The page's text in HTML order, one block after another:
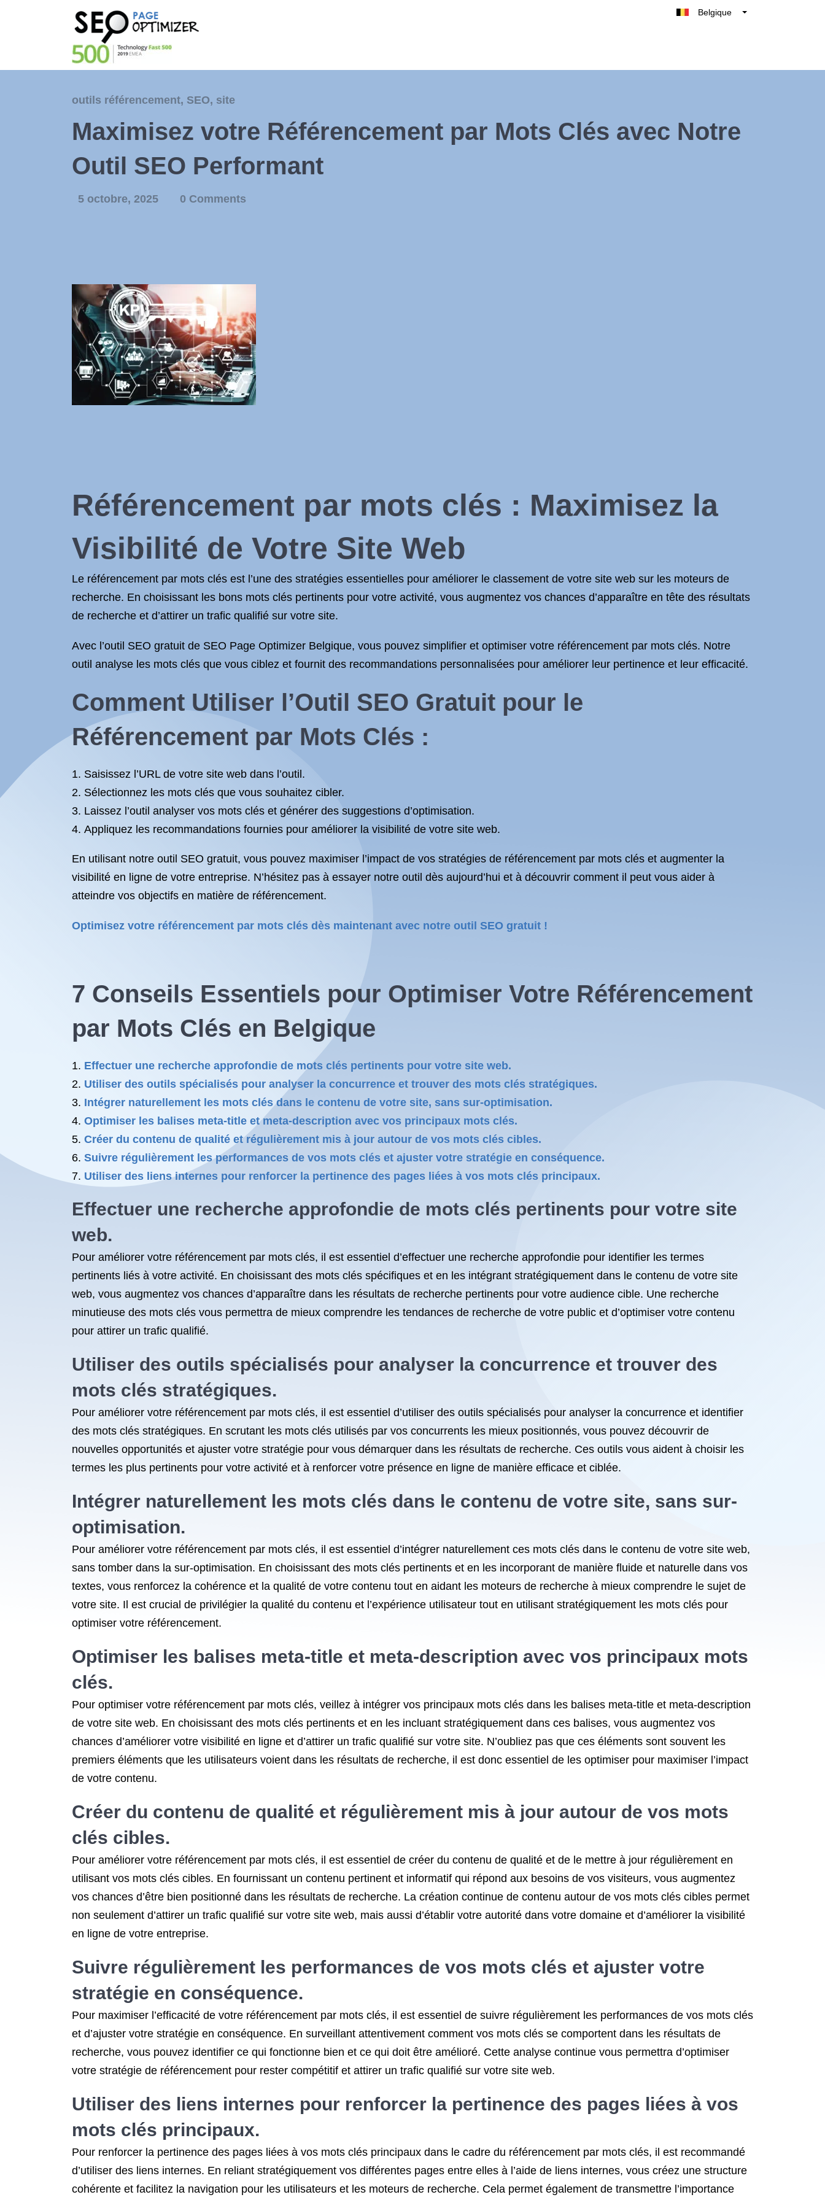
Belgique
France
España
outils référencement, SEO, site
Maximisez votre Référencement par Mots Clés avec Notre
Outil SEO Performant
5 octobre, 2025 0 Comments
Référencement par mots clés : Maximisez la
Visibilité de Votre Site Web
Le référencement par mots clés est l’une des stratégies essentielles pour améliorer le classement de votre site web sur les moteurs de
recherche. En choisissant les bons mots clés pertinents pour votre activité, vous augmentez vos chances d’apparaître en tête des résultats
de recherche et d’attirer un trafic qualifié sur votre site.
Avec l’outil SEO gratuit de SEO Page Optimizer Belgique, vous pouvez simplifier et optimiser votre référencement par mots clés. Notre
outil analyse les mots clés que vous ciblez et fournit des recommandations personnalisées pour améliorer leur pertinence et leur efficacité.
Comment Utiliser l’Outil SEO Gratuit pour le
Référencement par Mots Clés :
Saisissez l’URL de votre site web dans l’outil.
Sélectionnez les mots clés que vous souhaitez cibler.
Laissez l’outil analyser vos mots clés et générer des suggestions d’optimisation.
Appliquez les recommandations fournies pour améliorer la visibilité de votre site web.
En utilisant notre outil SEO gratuit, vous pouvez maximiser l’impact de vos stratégies de référencement par mots clés et augmenter la
visibilité en ligne de votre entreprise. N’hésitez pas à essayer notre outil dès aujourd’hui et à découvrir comment il peut vous aider à
atteindre vos objectifs en matière de référencement.
Optimisez votre référencement par mots clés dès maintenant avec notre outil SEO gratuit !
7 Conseils Essentiels pour Optimiser Votre Référencement
par Mots Clés en Belgique
Effectuer une recherche approfondie de mots clés pertinents pour votre site web.
Utiliser des outils spécialisés pour analyser la concurrence et trouver des mots clés stratégiques.
Intégrer naturellement les mots clés dans le contenu de votre site, sans sur-optimisation.
Optimiser les balises meta-title et meta-description avec vos principaux mots clés.
Créer du contenu de qualité et régulièrement mis à jour autour de vos mots clés cibles.
Suivre régulièrement les performances de vos mots clés et ajuster votre stratégie en conséquence.
Utiliser des liens internes pour renforcer la pertinence des pages liées à vos mots clés principaux.
Effectuer une recherche approfondie de mots clés pertinents pour votre site
web.
Pour améliorer votre référencement par mots clés, il est essentiel d’effectuer une recherche approfondie pour identifier les termes
pertinents liés à votre activité. En choisissant des mots clés spécifiques et en les intégrant stratégiquement dans le contenu de votre site
web, vous augmentez vos chances d’apparaître dans les résultats de recherche pertinents pour votre audience cible. Une recherche
minutieuse des mots clés vous permettra de mieux comprendre les tendances de recherche de votre public et d’optimiser votre contenu
pour attirer un trafic qualifié.
Utiliser des outils spécialisés pour analyser la concurrence et trouver des
mots clés stratégiques.
Pour améliorer votre référencement par mots clés, il est essentiel d’utiliser des outils spécialisés pour analyser la concurrence et identifier
des mots clés stratégiques. En scrutant les mots clés utilisés par vos concurrents les mieux positionnés, vous pouvez découvrir de
nouvelles opportunités et ajuster votre stratégie pour vous démarquer dans les résultats de recherche. Ces outils vous aident à choisir les
termes les plus pertinents pour votre activité et à renforcer votre présence en ligne de manière efficace et ciblée.
Intégrer naturellement les mots clés dans le contenu de votre site, sans sur-
optimisation.
Pour améliorer votre référencement par mots clés, il est essentiel d’intégrer naturellement ces mots clés dans le contenu de votre site web,
sans tomber dans la sur-optimisation. En choisissant des mots clés pertinents et en les incorporant de manière fluide et naturelle dans vos
textes, vous renforcez la cohérence et la qualité de votre contenu tout en aidant les moteurs de recherche à mieux comprendre le sujet de
votre site. Il est crucial de privilégier la qualité du contenu et l’expérience utilisateur tout en utilisant stratégiquement les mots clés pour
optimiser votre référencement.
Optimiser les balises meta-title et meta-description avec vos principaux mots
clés.
Pour optimiser votre référencement par mots clés, veillez à intégrer vos principaux mots clés dans les balises meta-title et meta-description
de votre site web. En choisissant des mots clés pertinents et en les incluant stratégiquement dans ces balises, vous augmentez vos
chances d’améliorer votre visibilité en ligne et d’attirer un trafic qualifié sur votre site. N’oubliez pas que ces éléments sont souvent les
premiers éléments que les utilisateurs voient dans les résultats de recherche, il est donc essentiel de les optimiser pour maximiser l’impact
de votre contenu.
Créer du contenu de qualité et régulièrement mis à jour autour de vos mots
clés cibles.
Pour améliorer votre référencement par mots clés, il est essentiel de créer du contenu de qualité et de le mettre à jour régulièrement en
utilisant vos mots clés cibles. En fournissant un contenu pertinent et informatif qui répond aux besoins de vos visiteurs, vous augmentez
vos chances d’être bien positionné dans les résultats de recherche. La création continue de contenu autour de vos mots clés cibles permet
non seulement d’attirer un trafic qualifié sur votre site web, mais aussi d’établir votre autorité dans votre domaine et d’améliorer la visibilité
en ligne de votre entreprise.
Suivre régulièrement les performances de vos mots clés et ajuster votre
stratégie en conséquence.
Pour maximiser l’efficacité de votre référencement par mots clés, il est essentiel de suivre régulièrement les performances de vos mots clés
et d’ajuster votre stratégie en conséquence. En surveillant attentivement comment vos mots clés se comportent dans les résultats de
recherche, vous pouvez identifier ce qui fonctionne bien et ce qui doit être amélioré. Cette analyse continue vous permettra d’optimiser
votre stratégie de référencement pour rester compétitif et attirer un trafic qualifié sur votre site web.
Utiliser des liens internes pour renforcer la pertinence des pages liées à vos
mots clés principaux.
Pour renforcer la pertinence des pages liées à vos mots clés principaux dans le cadre du référencement par mots clés, il est recommandé
d’utiliser des liens internes. En reliant stratégiquement vos différentes pages entre elles à l’aide de liens internes, vous créez une structure
cohérente et facilitez la navigation pour les utilisateurs et les moteurs de recherche. Cela permet également de transmettre l’importance